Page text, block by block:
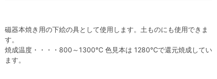
磁器本焼き用の下絵の具として使用します。土ものにも使用できま
す。
焼成温度・・・・800～1300℃ 色見本は 1280℃で還元焼成してい
ます。